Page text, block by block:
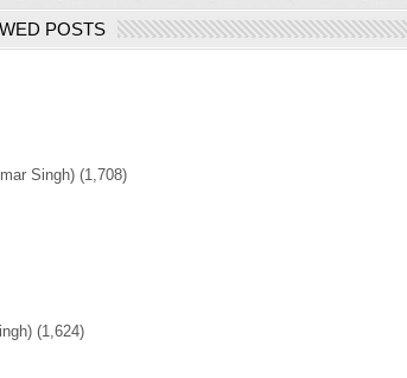
POSTS
Singh) (1,708)
(1,624)